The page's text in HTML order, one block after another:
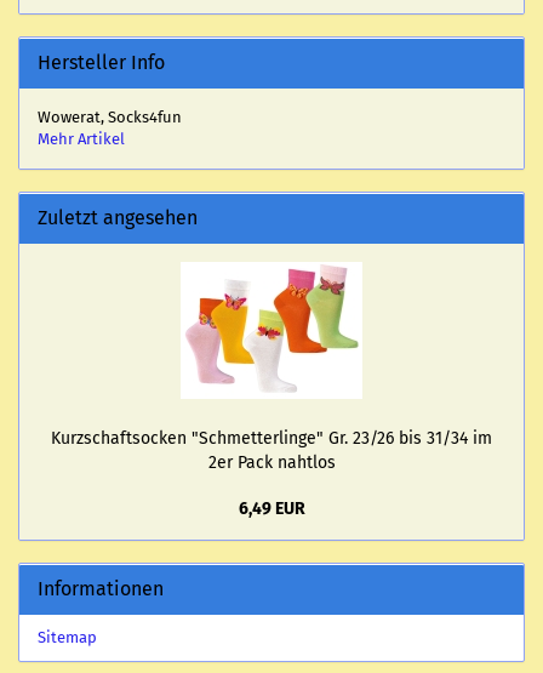
Hersteller Info
Wowerat, Socks4fun
Mehr Artikel
Zuletzt angesehen
Kurz­schaftso­cken "Schmet­ter­lin­ge" Gr. 23/26 bis 31/34 im
2er Pack naht­los
6,49 EUR
Informationen
Sitemap